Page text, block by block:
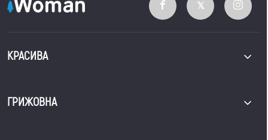
КРАСИВА
ГРИЖОВНА